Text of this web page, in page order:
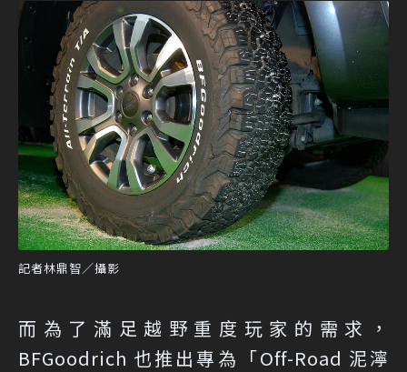
記者林鼎智／攝影
而為了滿足越野重度玩家的需求，
BFGoodrich 也推出專為「Off-Road 泥濘